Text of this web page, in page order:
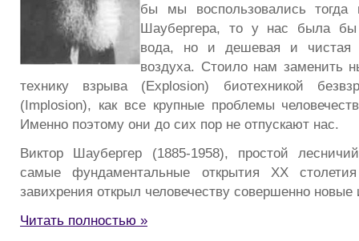
бы мы воспользовались тогда
Шаубергера, то у нас была бы
вода, но и дешевая и чистая
воздуха. Стоило нам заменить
технику взрыва (Explosion) биотехникой
(Implosion), как все крупные проблемы
Именно поэтому они до сих пор не отпускают нас.
Виктор Шаубергер (1885-1958), простой
самые фундаментальные открытия XX
завихрения открыл человечеству совершенно новые
Читать полностью »